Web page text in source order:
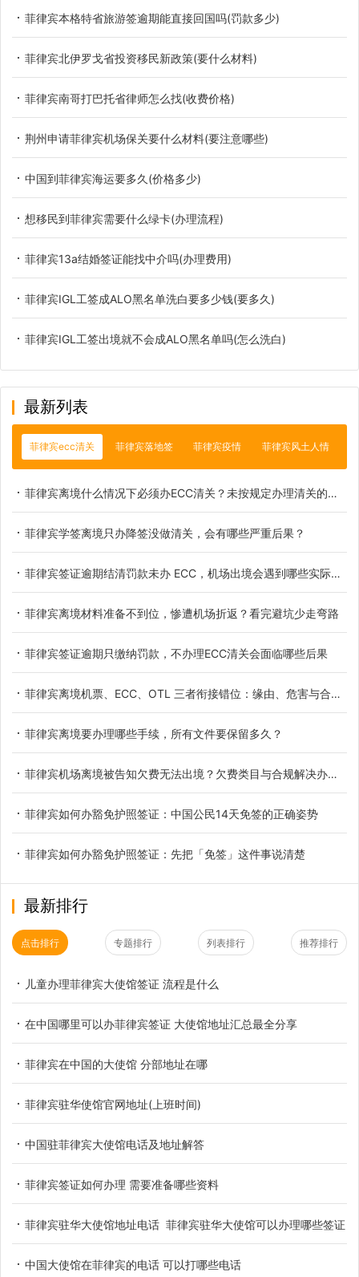
菲律宾本格特省旅游签逾期能直接回国吗(罚款多少)
菲律宾北伊罗戈省投资移民新政策(要什么材料)
菲律宾南哥打巴托省律师怎么找(收费价格)
荆州申请菲律宾机场保关要什么材料(要注意哪些)
中国到菲律宾海运要多久(价格多少)
想移民到菲律宾需要什么绿卡(办理流程)
菲律宾13a结婚签证能找中介吗(办理费用)
菲律宾IGL工签成ALO黑名单洗白要多少钱(要多久)
菲律宾IGL工签出境就不会成ALO黑名单吗(怎么洗白)
最新列表
菲律宾ecc清关 菲律宾落地签 菲律宾疫情 菲律宾风土人情
菲律宾离境什么情况下必须办ECC清关？未按规定办理清关的实际后果
菲律宾学签离境只办降签没做清关，会有哪些严重后果？
菲律宾签证逾期结清罚款未办 ECC，机场出境会遇到哪些实际问题
菲律宾离境材料准备不到位，惨遭机场折返？看完避坑少走弯路
菲律宾签证逾期只缴纳罚款，不办理ECC清关会面临哪些后果
菲律宾离境机票、ECC、OTL 三者衔接错位：缘由、危害与合规排布技巧
菲律宾离境要办理哪些手续，所有文件要保留多久？
菲律宾机场离境被告知欠费无法出境？欠费类目与合规解决办法详解
菲律宾如何办豁免护照签证：中国公民14天免签的正确姿势
菲律宾如何办豁免护照签证：先把「免签」这件事说清楚
最新排行
点击排行 专题排行 列表排行 推荐排行
儿童办理菲律宾大使馆签证 流程是什么
在中国哪里可以办菲律宾签证 大使馆地址汇总最全分享
菲律宾在中国的大使馆 分部地址在哪
菲律宾驻华使馆官网地址(上班时间)
中国驻菲律宾大使馆电话及地址解答
菲律宾签证如何办理 需要准备哪些资料
菲律宾驻华大使馆地址电话 菲律宾驻华大使馆可以办理哪些签证
中国大使馆在菲律宾的电话 可以打哪些电话